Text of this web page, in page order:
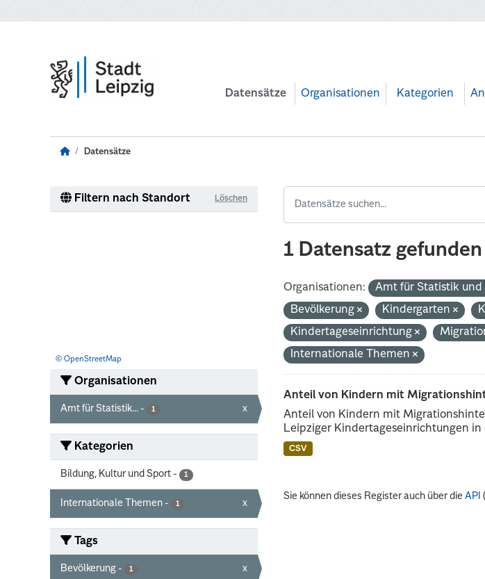
Datensätze Organisationen Kategorien
Datensätze
Filtern nach Standort Löschen
© OpenStreetMap
Organisationen
Amt für Statistik... - 1 x
Kategorien
Bildung, Kultur und Sport - 1
Internationale Themen - 1 x
Tags
Bevölkerung - 1 x
1 Datensatz gefunden
Organisationen: Amt für Statistik
Bevölkerung
Kindergarten
Kindertageseinrichtung
Internationale Themen
Anteil von Kindern mit
Anteil von Kindern mit
Leipziger Kindertageseinrichtungen
CSV
Sie können dieses Register auch über dieAPI